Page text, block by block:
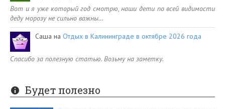
Вот и я уже который год смотрю, наши дети по всей видимости
деду морозу не сильно важны…
Саша на Отдых в Калининграде в октябре 2026 года
Спасибо за полезную статью. Возьму на заметку.
Будет полезно